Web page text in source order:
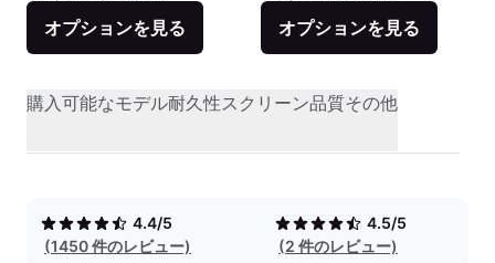
オプションを見る オプションを見る
購入可能なモデル耐久性スクリーン品質その他
4.4/5
(1450 件のレビュー)
4.5/5
(2 件のレビュー)